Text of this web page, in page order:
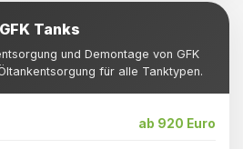
GFK Tanks
und Demontage von GFK
für alle Tanktypen.
ab 920 Euro